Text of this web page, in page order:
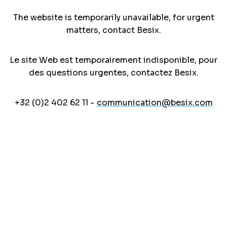
The website is temporarily unavailable, for urgent
matters, contact Besix.
Le site Web est temporairement indisponible, pour
des questions urgentes, contactez Besix.
+32 (0)2 402 62 11 - communication@besix.com